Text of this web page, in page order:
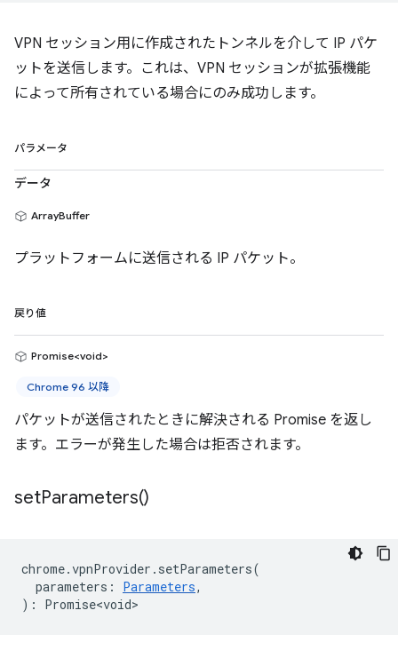
VPN セッション用に作成されたトンネルを介して IP パケ
ットを送信します。これは、VPN セッションが拡張機能
によって所有されている場合にのみ成功します。
パラメータ
データ
ArrayBuffer
プラットフォームに送信される IP パケット。
戻り値
Promise<void>
Chrome 96 以降
パケットが送信されたときに解決される Promise を返し
ます。エラーが発生した場合は拒否されます。
setParameters()
chrome.vpnProvider . setParameters(
parameters : Parameters,
) : Promise<void>